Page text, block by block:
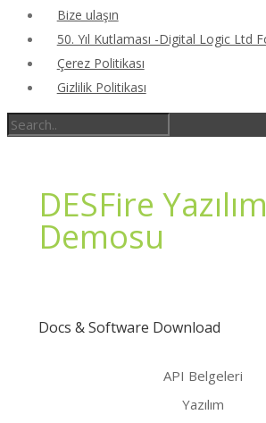
Bize ulaşın
50. Yıl Kutlaması -Digital Logic Ltd
Çerez Politikası
Gizlilik Politikası
DESFire
Demosu
Docs & Software Download
API Belgeleri
Yazılım